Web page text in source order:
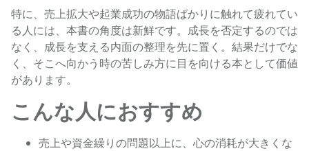
特に、売上拡大や起業成功の物語ばかりに触れて疲れてい
る人には、本書の角度は新鮮です。成長を否定するのでは
なく、成長を支える内面の整理を先に置く。結果だけでな
く、そこへ向かう時の苦しみ方に目を向ける本として価値
があります。
こんな人におすすめ
売上や資金繰りの問題以上に、心の消耗が大きくな